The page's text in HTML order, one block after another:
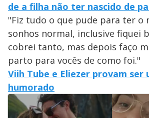
de a filha não ter nascido de
"Fiz tudo o que pude para ter o
sonhos normal, inclusive fiquei
cobrei tanto, mas depois faço
parto para vocês de como foi."
Viih Tube e Eliezer provam ser
humorado